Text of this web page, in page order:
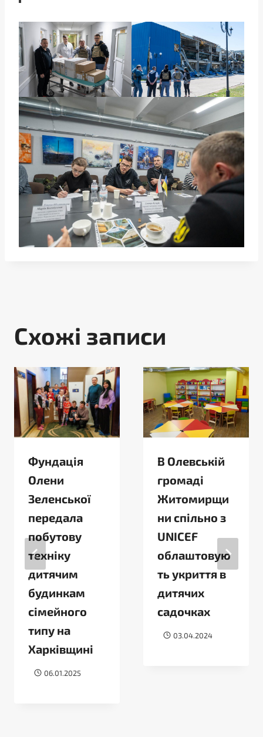
Схожі записи
Фундація
Олени
Зеленської
передала
побутову
техніку
дитячим
будинкам
сімейного
типу на
Харківщині
06.01.2025
В Олевській
громаді
Житомирщи
ни спільно з
UNICEF
облаштовую
ть укриття в
дитячих
садочках
03.04.2024